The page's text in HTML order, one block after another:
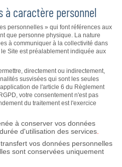
à caractère personnel
personnelles » qui font références aux
que personne physique. La nature
à communiquer à la collectivité dans
Site est préalablement indiquée aux
directement ou indirectement,
susvisées qui sont les seules
de l'article 6 du Règlement
votre consentement n'est pas
du traitement est l'exercice
à conserver vos données
d'utilisation des services.
vos données personnelles
sont conservées uniquement